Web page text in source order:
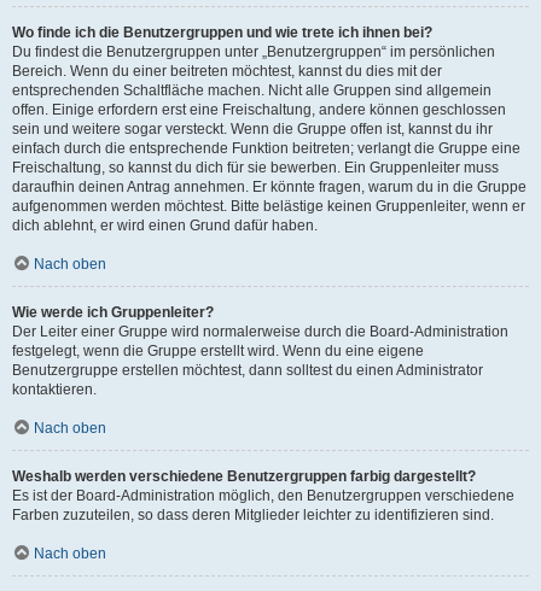
Wo finde ich die Benutzergruppen und wie trete ich ihnen bei?
Du findest die Benutzergruppen unter „Benutzergruppen“ im persönlichen
Bereich. Wenn du einer beitreten möchtest, kannst du dies mit der
entsprechenden Schaltfläche machen. Nicht alle Gruppen sind allgemein
offen. Einige erfordern erst eine Freischaltung, andere können geschlossen
sein und weitere sogar versteckt. Wenn die Gruppe offen ist, kannst du ihr
einfach durch die entsprechende Funktion beitreten; verlangt die Gruppe eine
Freischaltung, so kannst du dich für sie bewerben. Ein Gruppenleiter muss
daraufhin deinen Antrag annehmen. Er könnte fragen, warum du in die Gruppe
aufgenommen werden möchtest. Bitte belästige keinen Gruppenleiter, wenn er
dich ablehnt, er wird einen Grund dafür haben.
Nach oben
Wie werde ich Gruppenleiter?
Der Leiter einer Gruppe wird normalerweise durch die Board-Administration
festgelegt, wenn die Gruppe erstellt wird. Wenn du eine eigene
Benutzergruppe erstellen möchtest, dann solltest du einen Administrator
kontaktieren.
Nach oben
Weshalb werden verschiedene Benutzergruppen farbig dargestellt?
Es ist der Board-Administration möglich, den Benutzergruppen verschiedene
Farben zuzuteilen, so dass deren Mitglieder leichter zu identifizieren sind.
Nach oben